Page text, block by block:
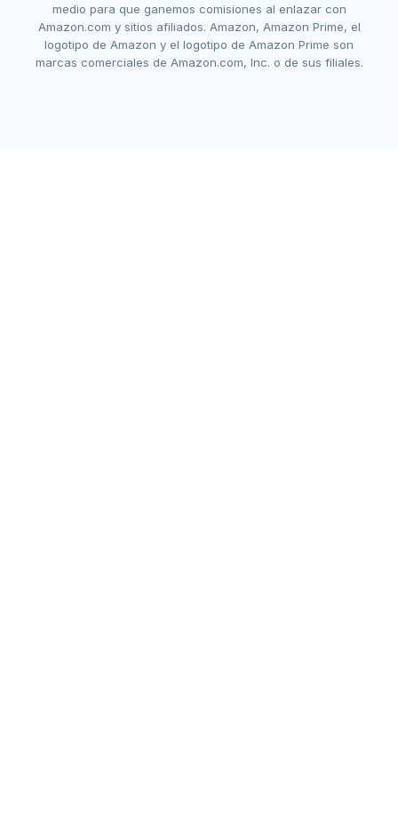
medio para que ganemos comisiones al enlazar con
Amazon.com y sitios afiliados. Amazon, Amazon Prime, el
logotipo de Amazon y el logotipo de Amazon Prime son
marcas comerciales de Amazon.com, Inc. o de sus filiales.